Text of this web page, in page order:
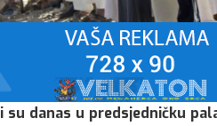
danas u predsjedničku